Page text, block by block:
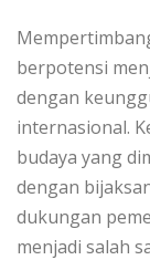
berpotensi
dengan
internasional.
budaya yang
dengan
dukungan
menjadi salah